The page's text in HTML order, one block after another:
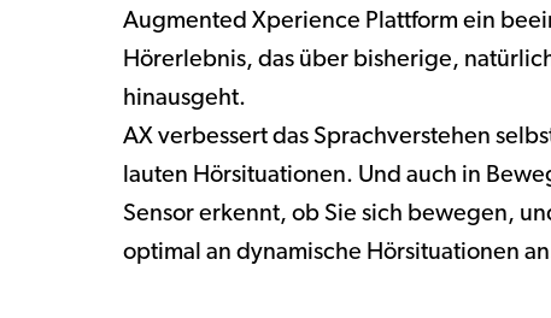
Augmented Xperience Plattform ein
Hörerlebnis, das über bisherige,
hinausgeht.
AX verbessert das Sprachverstehen
lauten Hörsituationen. Und auch in
Sensor erkennt, ob Sie sich bewegen,
optimal an dynamische Hörsituationen